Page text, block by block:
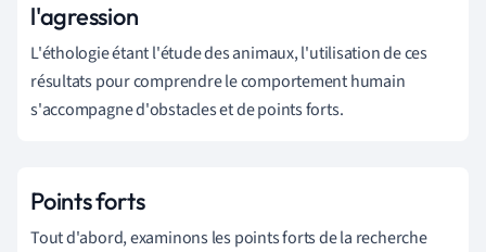
l'agression
L'éthologie étant l'étude des animaux, l'utilisation de ces
résultats pour comprendre le comportement humain
s'accompagne d'obstacles et de points forts.
Points forts
Tout d'abord, examinons les points forts de la recherche